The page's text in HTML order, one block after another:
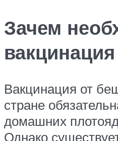
Зачем
Вакцинация от
стране
домашних
Однако